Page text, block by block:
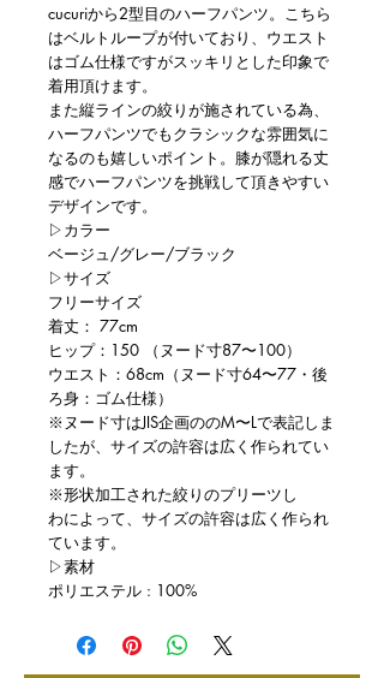
cucuriから2型目のハーフパンツ。こちら
はベルトループが付いており、ウエスト
はゴム仕様ですがスッキリとした印象で
着用頂けます。
また縦ラインの絞りが施されている為、
ハーフパンツでもクラシックな雰囲気に
なるのも嬉しいポイント。膝が隠れる丈
感でハーフパンツを挑戦して頂きやすい
デザインです。
▷カラー
ベージュ/グレー/ブラック
▷サイズ
フリーサイズ
着丈： 77cm
ヒップ：150 （ヌード寸87〜100）
ウエスト：68cm（ヌード寸64〜77・後
ろ身：ゴム仕様）
※ヌード寸はJIS企画ののM〜Lで表記しま
したが、サイズの許容は広く作られてい
ます。
※形状加工された絞りのプリーツし
わによって、サイズの許容は広く作られ
ています。
▷素材
ポリエステル : 100%